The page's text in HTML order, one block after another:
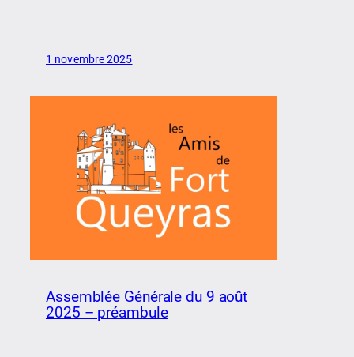
1 novembre 2025
Assemblée Générale du 9 août
2025 – préambule